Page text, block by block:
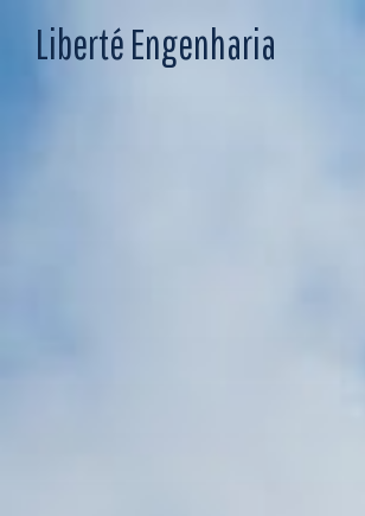
Liberté Engenharia